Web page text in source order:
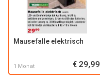
Mausefalle elektrisch
1 Monat € 29,99